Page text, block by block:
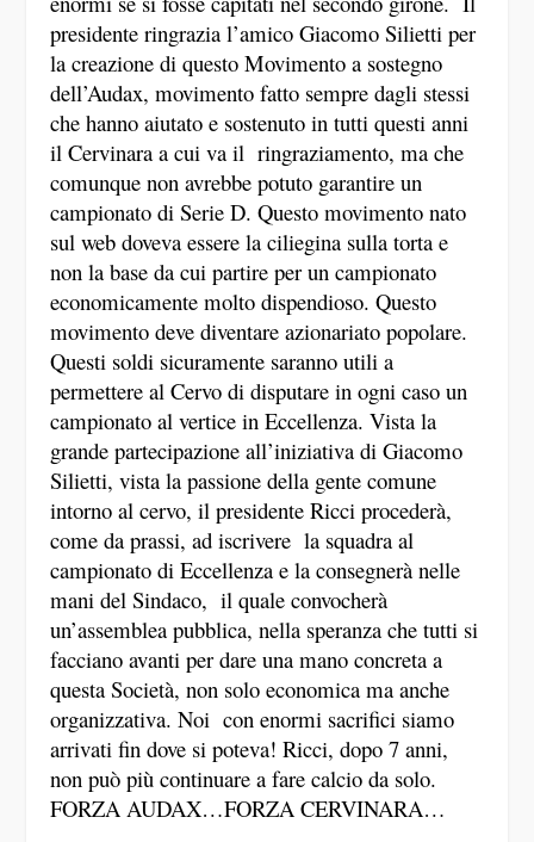
presidente ringrazia l’amico Giacomo Silietti per
la creazione di questo Movimento a sostegno
dell’Audax, movimento fatto sempre dagli stessi
che hanno aiutato e sostenuto in tutti questi anni
il Cervinara a cui va il ringraziamento, ma che
comunque non avrebbe potuto garantire un
campionato di Serie D. Questo movimento nato
sul web doveva essere la ciliegina sulla torta e
non la base da cui partire per un campionato
economicamente molto dispendioso. Questo
movimento deve diventare azionariato popolare.
Questi soldi sicuramente saranno utili a
permettere al Cervo di disputare in ogni caso un
campionato al vertice in Eccellenza. Vista la
grande partecipazione all’iniziativa di Giacomo
Silietti, vista la passione della gente comune
intorno al cervo, il presidente Ricci procederà,
come da prassi, ad iscrivere la squadra al
campionato di Eccellenza e la consegnerà nelle
mani del Sindaco, il quale convocherà
un’assemblea pubblica, nella speranza che tutti si
facciano avanti per dare una mano concreta a
questa Società, non solo economica ma anche
organizzativa. Noi con enormi sacrifici siamo
arrivati fin dove si poteva! Ricci, dopo 7 anni,
non può più continuare a fare calcio da solo.
FORZA AUDAX…FORZA CERVINARA…